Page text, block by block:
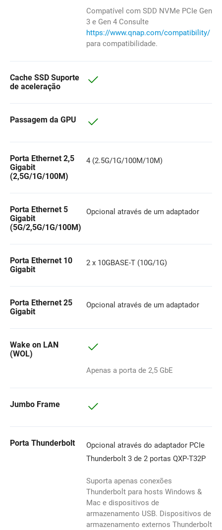
Compatível com SDD NVMe PCIe Gen
3 e Gen 4 Consulte
https://www.qnap.com/compatibility/
para compatibilidade.
Cache SSD Suporte
de aceleração
Passagem da GPU
Porta Ethernet 2,5
Gigabit
(2,5G/1G/100M)
4 (2.5G/1G/100M/10M)
Porta Ethernet 5
Gigabit
(5G/2,5G/1G/100M)
Opcional através de um adaptador
Porta Ethernet 10
Gigabit
2 x 10GBASE-T (10G/1G)
Porta Ethernet 25
Gigabit
Opcional através de um adaptador
Wake on LAN
(WOL)
Apenas a porta de 2,5 GbE
Jumbo Frame
Porta Thunderbolt
Opcional através do adaptador PCIe
Thunderbolt 3 de 2 portas QXP-T32P
Suporta apenas conexões
Thunderbolt para hosts Windows &
Mac e dispositivos de
armazenamento USB. Dispositivos de
armazenamento externos Thunderbolt